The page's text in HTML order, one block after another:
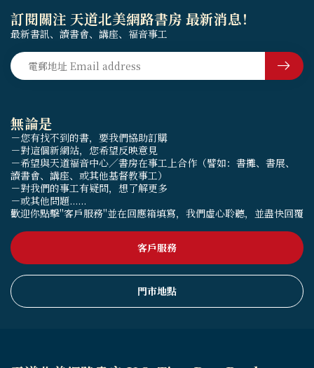
無論是
－您有找不到的書，要我們協助訂購
－對這個新網站，您希望反映意見
－希望與天道福音中心／書房在事工上合作（譬如：書攤、書展、
讀書會、講座、或其他基督教事工）
－對我們的事工有疑問，想了解更多
－或其他問題......
歡迎你點擊"客戶服務"並在回應箱填寫，我們虛心聆聽，並盡快回覆
客戶服務
門市地點
訂閱關注 天道北美網路書房 最新消息！
最新書訊、讀書會、講座、福音事工